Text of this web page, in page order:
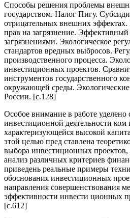
Способы решения проблемы
государством. Налог Пигу.
отрицательных внешних
прав на загрязнение. Эффективный
загрязнениями. Экологическое
стандартов вредных выбросов.
производственного процесса.
инвестиционных проектов.
инструментов государственного
окружающей среды.
России. [c.128]
Особое внимание в работе уделено
инвестиционной деятельности ком
характеризующейся высокой
этой целью пред ставлена
выбора инвестиционных проектов,
анализ различных критериев
приведень реальные примеры
обоснования инвестиционных
направления совершенствования
эффективности инвести ционных
[c.612]